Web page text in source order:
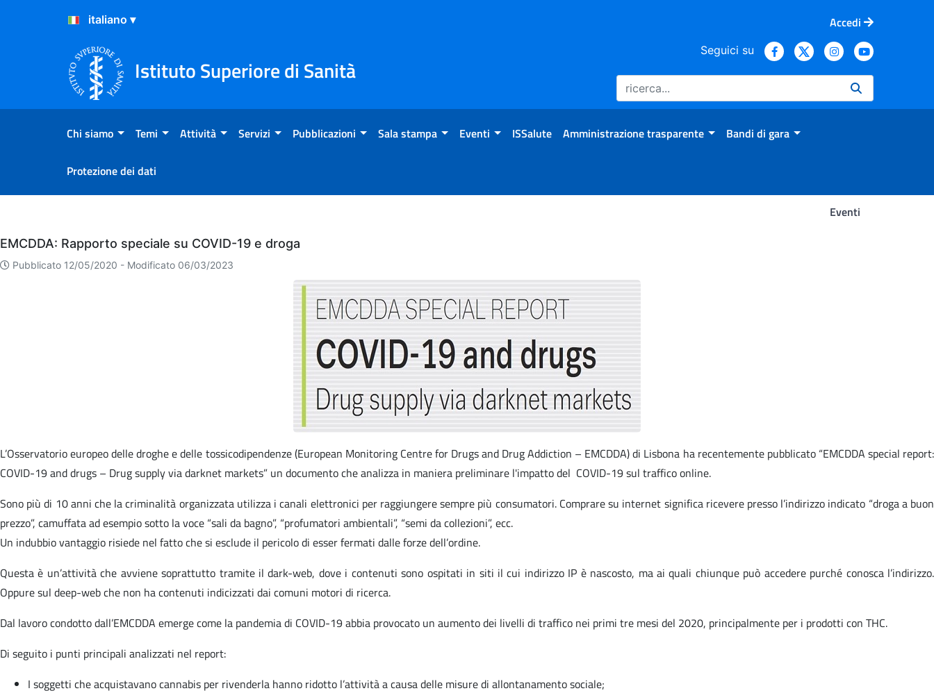
Salta al Contenuto
Salta al Footer
Accedi
Istituto Superiore di Sanità
Seguici su
Chi siamo Temi Attività Servizi Pubblicazioni Sala stampa Eventi ISSalute Amministrazione trasparente Bandi di gara
Protezione dei dati
Eventi
Eventi
EMCDDA: Rapporto speciale su COVID-19 e droga
Pubblicato 12/05/2020 - Modificato 06/03/2023
L’Osservatorio europeo delle droghe e delle tossicodipendenze (European Monitoring Centre for Drugs and Drug Addiction – EMCDDA) di Lisbona ha recentemente pubblicato “EMCDDA special report:
COVID-19 and drugs – Drug supply via darknet markets” un documento che analizza in maniera preliminare l'impatto del COVID-19 sul traffico online.
Sono più di 10 anni che la criminalità organizzata utilizza i canali elettronici per raggiungere sempre più consumatori. Comprare su internet significa ricevere presso l’indirizzo indicato “droga a buon
prezzo”, camuffata ad esempio sotto la voce “sali da bagno”, “profumatori ambientali”, “semi da collezioni”, ecc.
Un indubbio vantaggio risiede nel fatto che si esclude il pericolo di esser fermati dalle forze dell’ordine.
Questa è un’attività che avviene soprattutto tramite il dark-web, dove i contenuti sono ospitati in siti il cui indirizzo IP è nascosto, ma ai quali chiunque può accedere purché conosca l’indirizzo.
Oppure sul deep-web che non ha contenuti indicizzati dai comuni motori di ricerca.
Dal lavoro condotto dall’EMCDDA emerge come la pandemia di COVID-19 abbia provocato un aumento dei livelli di traffico nei primi tre mesi del 2020, principalmente per i prodotti con THC.
Di seguito i punti principali analizzati nel report:
I soggetti che acquistavano cannabis per rivenderla hanno ridotto l’attività a causa delle misure di allontanamento sociale;